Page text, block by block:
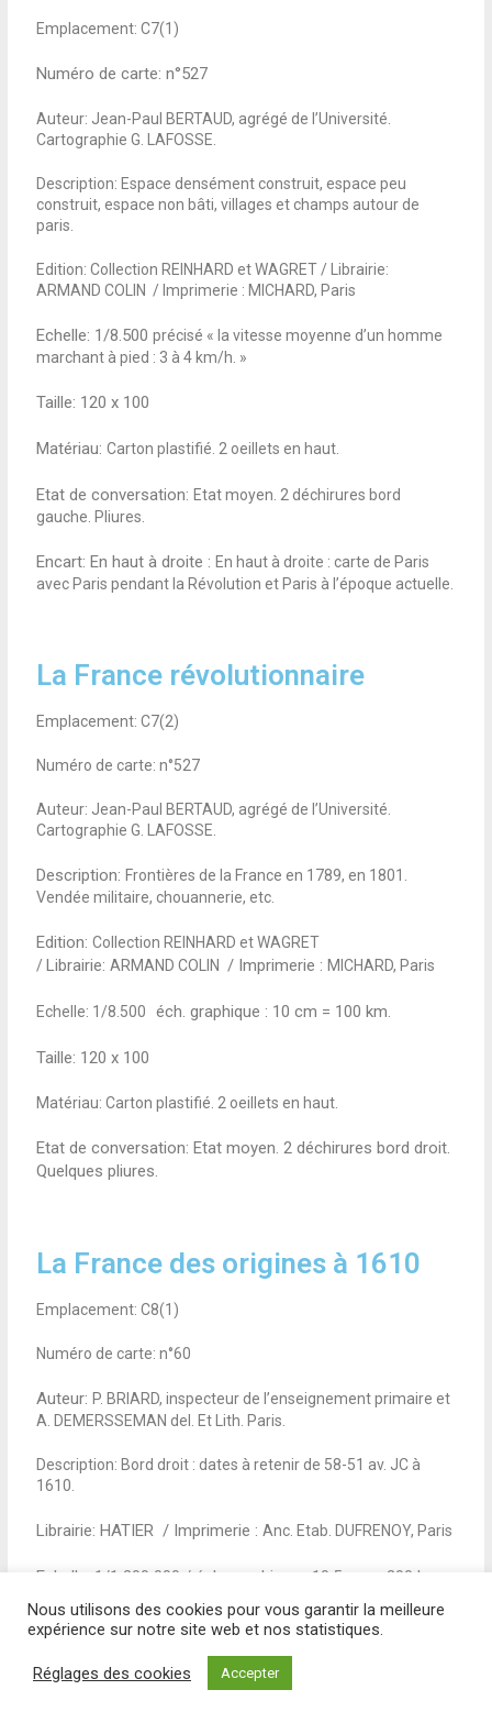
Emplacement: C7(1)
Numéro de carte: n°527
Auteur: Jean-Paul BERTAUD, agrégé de l’Université.
Cartographie G. LAFOSSE.
Description: Espace densément construit, espace peu
construit, espace non bâti, villages et champs autour de
paris.
Edition: Collection REINHARD et WAGRET / Librairie:
ARMAND COLIN / Imprimerie : MICHARD, Paris
Echelle: 1/8.500 précisé « la vitesse moyenne d’un homme
marchant à pied : 3 à 4 km/h. »
Taille: 120 x 100
Matériau: Carton plastifié. 2 oeillets en haut.
Etat de conversation: Etat moyen. 2 déchirures bord
gauche. Pliures.
Encart: En haut à droite : En haut à droite : carte de Paris
avec Paris pendant la Révolution et Paris à l’époque actuelle.
La France révolutionnaire
Emplacement: C7(2)
Numéro de carte: n°527
Auteur: Jean-Paul BERTAUD, agrégé de l’Université.
Cartographie G. LAFOSSE.
Description: Frontières de la France en 1789, en 1801.
Vendée militaire, chouannerie, etc.
Edition: Collection REINHARD et WAGRET
/Librairie: ARMAND COLIN / Imprimerie : MICHARD, Paris
Echelle: 1/8.500 éch. graphique : 10 cm = 100 km.
Taille: 120 x 100
Matériau: Carton plastifié. 2 oeillets en haut.
Etat de conversation: Etat moyen. 2 déchirures bord droit.
Quelques pliures.
La France des origines à 1610
Emplacement: C8(1)
Numéro de carte: n°60
Auteur: P. BRIARD, inspecteur de l’enseignement primaire et
A. DEMERSSEMAN del. Et Lith. Paris.
Description: Bord droit : dates à retenir de 58-51 av. JC à
1610.
Librairie: HATIER / Imprimerie : Anc. Etab. DUFRENOY, Paris
Echelle: 1/1 200 000 / éch. graphique : 10,5 cm = 200 km.
Taille:120 x 100
Matériau: Carton avec liseret tissu.
Nous utilisons des cookies pour vous garantir la meilleure
expérience sur notre site web et nos statistiques.
Réglages des cookies Accepter